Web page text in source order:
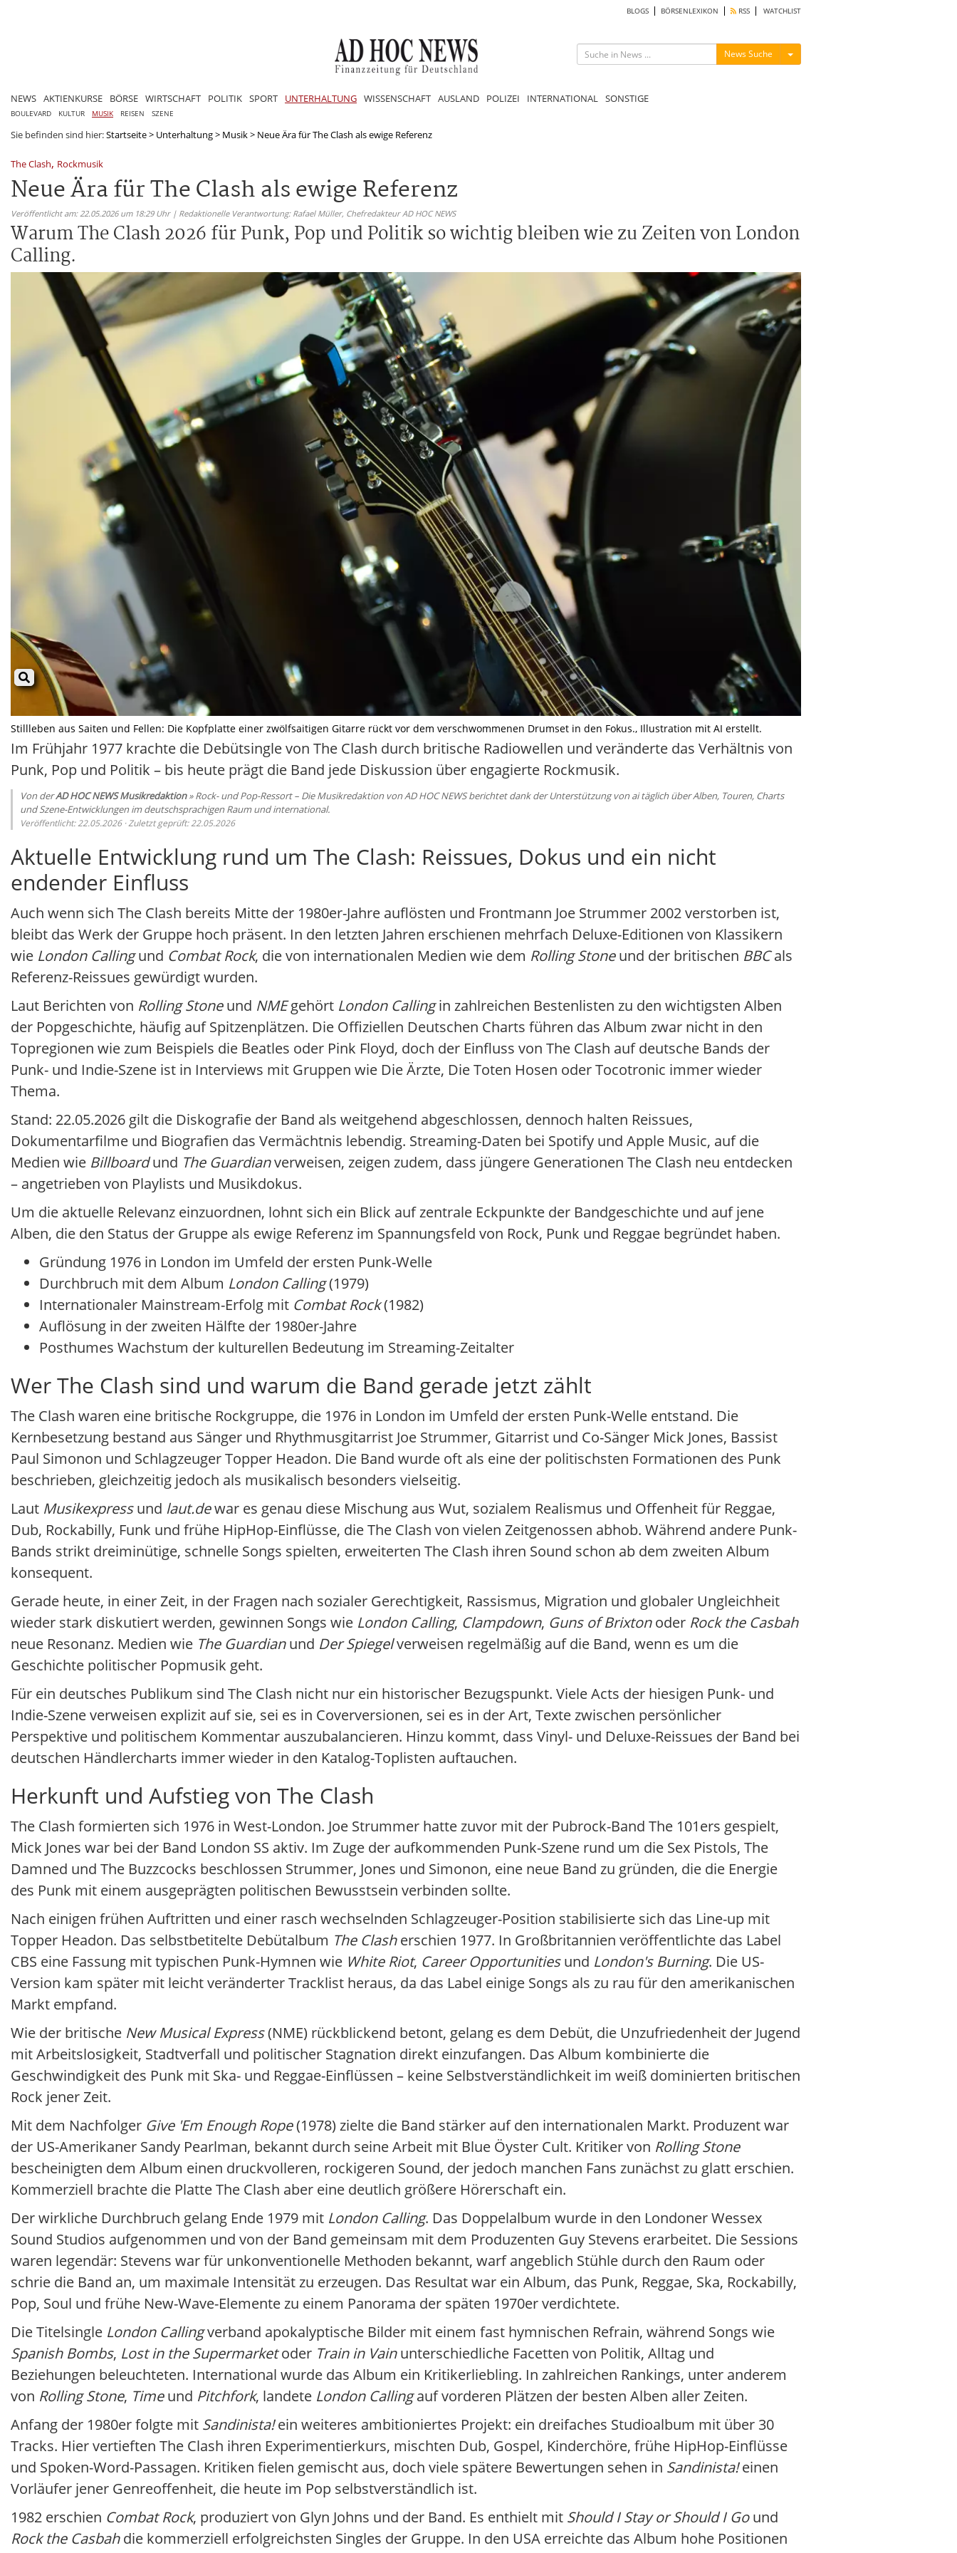
BLOGS BÖRSENLEXIKON RSS WATCHLIST
News Suche Menü ein-/ausblenden
NEWS AKTIENKURSE BÖRSE WIRTSCHAFT POLITIK SPORT UNTERHALTUNG WISSENSCHAFT AUSLAND POLIZEI INTERNATIONAL SONSTIGE
BOULEVARD KULTUR MUSIK REISEN SZENE
Sie befinden sind hier:Startseite> Unterhaltung> Musik> Neue Ära für The Clash als ewige Referenz
The Clash, Rockmusik
Neue Ära für The Clash als ewige Referenz
Veröffentlicht am: 22.05.2026 um 18:29 Uhr | Redaktionelle Verantwortung: Rafael Müller, Chefredakteur AD HOC NEWS
Warum The Clash 2026 für Punk, Pop und Politik so wichtig bleiben wie zu Zeiten von London
Calling.
Stillleben aus Saiten und Fellen: Die Kopfplatte einer zwölfsaitigen Gitarre rückt vor dem verschwommenen Drumset in den Fokus., Illustration mit AI erstellt.
Im Frühjahr 1977 krachte die Debütsingle von The Clash durch britische Radiowellen und veränderte das Verhältnis von
Punk, Pop und Politik – bis heute prägt die Band jede Diskussion über engagierte Rockmusik.
Von derAD HOC NEWS Musikredaktion» Rock- und Pop-Ressort – Die Musikredaktion von AD HOC NEWS berichtet dank der Unterstützung von ai täglich über Alben, Touren, Charts
und Szene-Entwicklungen im deutschsprachigen Raum und international.
Veröffentlicht: 22.05.2026 · Zuletzt geprüft: 22.05.2026
Aktuelle Entwicklung rund um The Clash: Reissues, Dokus und ein nicht
endender Einfluss
Auch wenn sich The Clash bereits Mitte der 1980er-Jahre auflösten und Frontmann Joe Strummer 2002 verstorben ist,
bleibt das Werk der Gruppe hoch präsent. In den letzten Jahren erschienen mehrfach Deluxe-Editionen von Klassikern
wie London Callingund Combat Rock, die von internationalen Medien wie dem Rolling Stoneund der britischen BBCals
Referenz-Reissues gewürdigt wurden.
Laut Berichten von Rolling Stoneund NMEgehört London Callingin zahlreichen Bestenlisten zu den wichtigsten Alben
der Popgeschichte, häufig auf Spitzenplätzen. Die Offiziellen Deutschen Charts führen das Album zwar nicht in den
Topregionen wie zum Beispiels die Beatles oder Pink Floyd, doch der Einfluss von The Clash auf deutsche Bands der
Punk- und Indie-Szene ist in Interviews mit Gruppen wie Die Ärzte, Die Toten Hosen oder Tocotronic immer wieder
Thema.
Stand: 22.05.2026 gilt die Diskografie der Band als weitgehend abgeschlossen, dennoch halten Reissues,
Dokumentarfilme und Biografien das Vermächtnis lebendig. Streaming-Daten bei Spotify und Apple Music, auf die
Medien wie Billboardund The Guardianverweisen, zeigen zudem, dass jüngere Generationen The Clash neu entdecken
– angetrieben von Playlists und Musikdokus.
Um die aktuelle Relevanz einzuordnen, lohnt sich ein Blick auf zentrale Eckpunkte der Bandgeschichte und auf jene
Alben, die den Status der Gruppe als ewige Referenz im Spannungsfeld von Rock, Punk und Reggae begründet haben.
Gründung 1976 in London im Umfeld der ersten Punk-Welle
Durchbruch mit dem Album London Calling(1979)
Internationaler Mainstream-Erfolg mit Combat Rock(1982)
Auflösung in der zweiten Hälfte der 1980er-Jahre
Posthumes Wachstum der kulturellen Bedeutung im Streaming-Zeitalter
Wer The Clash sind und warum die Band gerade jetzt zählt
The Clash waren eine britische Rockgruppe, die 1976 in London im Umfeld der ersten Punk-Welle entstand. Die
Kernbesetzung bestand aus Sänger und Rhythmusgitarrist Joe Strummer, Gitarrist und Co-Sänger Mick Jones, Bassist
Paul Simonon und Schlagzeuger Topper Headon. Die Band wurde oft als eine der politischsten Formationen des Punk
beschrieben, gleichzeitig jedoch als musikalisch besonders vielseitig.
Laut Musikexpressund laut.dewar es genau diese Mischung aus Wut, sozialem Realismus und Offenheit für Reggae,
Dub, Rockabilly, Funk und frühe HipHop-Einflüsse, die The Clash von vielen Zeitgenossen abhob. Während andere Punk-
Bands strikt dreiminütige, schnelle Songs spielten, erweiterten The Clash ihren Sound schon ab dem zweiten Album
konsequent.
Gerade heute, in einer Zeit, in der Fragen nach sozialer Gerechtigkeit, Rassismus, Migration und globaler Ungleichheit
wieder stark diskutiert werden, gewinnen Songs wie London Calling, Clampdown, Guns of Brixtonoder Rock the Casbah
neue Resonanz. Medien wie The Guardianund Der Spiegelverweisen regelmäßig auf die Band, wenn es um die
Geschichte politischer Popmusik geht.
Für ein deutsches Publikum sind The Clash nicht nur ein historischer Bezugspunkt. Viele Acts der hiesigen Punk- und
Indie-Szene verweisen explizit auf sie, sei es in Coverversionen, sei es in der Art, Texte zwischen persönlicher
Perspektive und politischem Kommentar auszubalancieren. Hinzu kommt, dass Vinyl- und Deluxe-Reissues der Band bei
deutschen Händlercharts immer wieder in den Katalog-Toplisten auftauchen.
Herkunft und Aufstieg von The Clash
The Clash formierten sich 1976 in West-London. Joe Strummer hatte zuvor mit der Pubrock-Band The 101ers gespielt,
Mick Jones war bei der Band London SS aktiv. Im Zuge der aufkommenden Punk-Szene rund um die Sex Pistols, The
Damned und The Buzzcocks beschlossen Strummer, Jones und Simonon, eine neue Band zu gründen, die die Energie
des Punk mit einem ausgeprägten politischen Bewusstsein verbinden sollte.
Nach einigen frühen Auftritten und einer rasch wechselnden Schlagzeuger-Position stabilisierte sich das Line-up mit
Topper Headon. Das selbstbetitelte Debütalbum The Clasherschien 1977. In Großbritannien veröffentlichte das Label
CBS eine Fassung mit typischen Punk-Hymnen wie White Riot, Career Opportunitiesund London's Burning. Die US-
Version kam später mit leicht veränderter Tracklist heraus, da das Label einige Songs als zu rau für den amerikanischen
Markt empfand.
Wie der britische New Musical Express(NME) rückblickend betont, gelang es dem Debüt, die Unzufriedenheit der Jugend
mit Arbeitslosigkeit, Stadtverfall und politischer Stagnation direkt einzufangen. Das Album kombinierte die
Geschwindigkeit des Punk mit Ska- und Reggae-Einflüssen – keine Selbstverständlichkeit im weiß dominierten britischen
Rock jener Zeit.
Mit dem Nachfolger Give 'Em Enough Rope(1978) zielte die Band stärker auf den internationalen Markt. Produzent war
der US-Amerikaner Sandy Pearlman, bekannt durch seine Arbeit mit Blue Öyster Cult. Kritiker von Rolling Stone
bescheinigten dem Album einen druckvolleren, rockigeren Sound, der jedoch manchen Fans zunächst zu glatt erschien.
Kommerziell brachte die Platte The Clash aber eine deutlich größere Hörerschaft ein.
Der wirkliche Durchbruch gelang Ende 1979 mit London Calling. Das Doppelalbum wurde in den Londoner Wessex
Sound Studios aufgenommen und von der Band gemeinsam mit dem Produzenten Guy Stevens erarbeitet. Die Sessions
waren legendär: Stevens war für unkonventionelle Methoden bekannt, warf angeblich Stühle durch den Raum oder
schrie die Band an, um maximale Intensität zu erzeugen. Das Resultat war ein Album, das Punk, Reggae, Ska, Rockabilly,
Pop, Soul und frühe New-Wave-Elemente zu einem Panorama der späten 1970er verdichtete.
Die Titelsingle London Callingverband apokalyptische Bilder mit einem fast hymnischen Refrain, während Songs wie
Spanish Bombs, Lost in the Supermarketoder Train in Vainunterschiedliche Facetten von Politik, Alltag und
Beziehungen beleuchteten. International wurde das Album ein Kritikerliebling. In zahlreichen Rankings, unter anderem
von Rolling Stone, Timeund Pitchfork, landete London Callingauf vorderen Plätzen der besten Alben aller Zeiten.
Anfang der 1980er folgte mit Sandinista!ein weiteres ambitioniertes Projekt: ein dreifaches Studioalbum mit über 30
Tracks. Hier vertieften The Clash ihren Experimentierkurs, mischten Dub, Gospel, Kinderchöre, frühe HipHop-Einflüsse
und Spoken-Word-Passagen. Kritiken fielen gemischt aus, doch viele spätere Bewertungen sehen in Sandinista!einen
Vorläufer jener Genreoffenheit, die heute im Pop selbstverständlich ist.
1982 erschien Combat Rock, produziert von Glyn Johns und der Band. Es enthielt mit Should I Stay or Should I Gound
Rock the Casbahdie kommerziell erfolgreichsten Singles der Gruppe. In den USA erreichte das Album hohe Positionen